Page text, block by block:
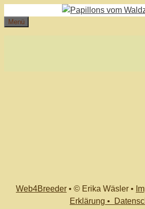
Inhalt
Menü
Web4Breeder • © Erika Wäsler •
Erklärung •